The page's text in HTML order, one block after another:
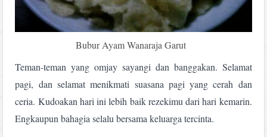
Bubur Ayam Wanaraja Garut
Teman-teman yang omjay sayangi dan banggakan. Selamat
pagi, dan selamat menikmati suasana pagi yang cerah dan
ceria. Kudoakan hari ini lebih baik rezekimu dari hari kemarin.
Engkaupun bahagia selalu bersama keluarga tercinta.